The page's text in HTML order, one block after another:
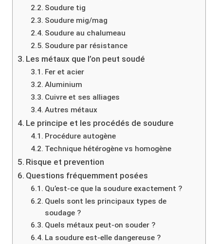
Soudure tig
Soudure mig/mag
Soudure au chalumeau
Soudure par résistance
Les métaux que l’on peut soudé
Fer et acier
Aluminium
Cuivre et ses alliages
Autres métaux
Le principe et les procédés de soudure
Procédure autogène
Technique hétérogène vs homogène
Risque et prevention
Questions fréquemment posées
Qu’est-ce que la soudure exactement ?
Quels sont les principaux types de
soudage ?
Quels métaux peut-on souder ?
La soudure est-elle dangereuse ?